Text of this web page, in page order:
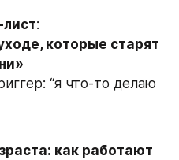
:
которые старят
как работают